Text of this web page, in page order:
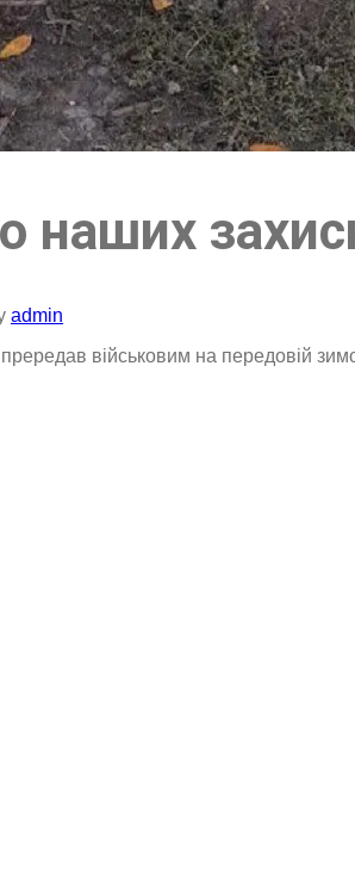
наших
admin
військовим на передовій